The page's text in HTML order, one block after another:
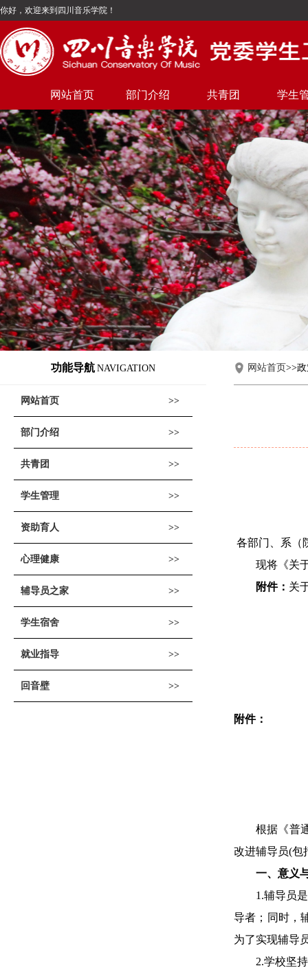
你好，欢迎来到四川音乐学院！
网站首页 部门介绍 共青团 学生
功能导航 NAVIGATION
网站首页
部门介绍
共青团
学生管理
资助育人
心理健康
辅导员之家
学生宿舍
就业指导
回音壁
网站首页>>
各部门、系 （
现将《关
附件： 关
附件：
根据《普
改进辅导员(包
一、意义
1 .辅导员
导者；同时，
为了实现辅导
2.学校坚